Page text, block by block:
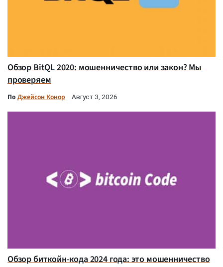
Обзор BitQL 2020: мошенничество или закон? Мы
проверяем
По Джейсон Конор Август 3, 2026
Обзор биткойн-кода 2024 года: это мошенничество